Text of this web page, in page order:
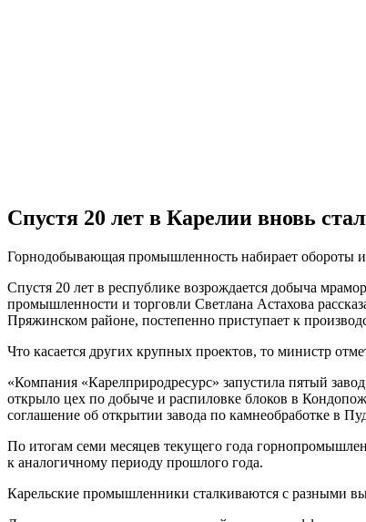
Спустя 20 лет в Карелии вновь
Горнодобывающая промышленность набирает обороты
Спустя 20 лет в республике возрождается добыча
промышленности и торговли Светлана Астахова
Пряжинском районе, постепенно приступает к
Что касается других крупных проектов, то министр
«Компания «Карелприродресурс» запустила пятый
открыло цех по добыче и распиловке блоков в
соглашение об открытии завода по камнеобработке в
По итогам семи месяцев текущего года
к аналогичному периоду прошлого года.
Карельские промышленники сталкиваются с разными